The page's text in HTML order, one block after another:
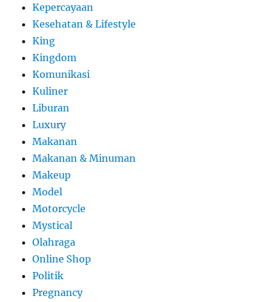
Kepercayaan
Kesehatan & Lifestyle
King
Kingdom
Komunikasi
Kuliner
Liburan
Luxury
Makanan
Makanan & Minuman
Makeup
Model
Motorcycle
Mystical
Olahraga
Online Shop
Politik
Pregnancy